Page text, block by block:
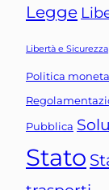
Legge
Libertà e Sicurezza
Politica
Pubblica
Stato